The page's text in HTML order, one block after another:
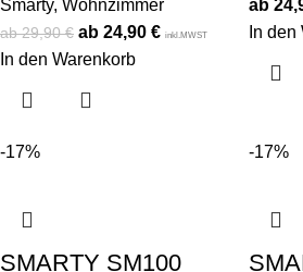
Smarty, Wohnzimmer
29,90€ 24,90 € inkl.MWST
In den Warenkorb
In
-17%
SMARTY SM100
-17%